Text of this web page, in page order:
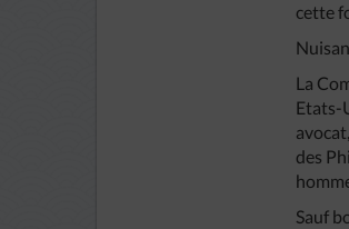
cette
La
Etats-
des
Sauf